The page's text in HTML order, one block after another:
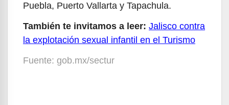
Puebla, Puerto Vallarta y Tapachula.
También te invitamos a leer: Jalisco contra
la explotación sexual infantil en el Turismo
Fuente: gob.mx/sectur